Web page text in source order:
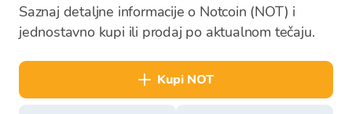
Saznaj detaljne informacije o Notcoin (NOT) i
jednostavno kupi ili prodaj po aktualnom tečaju.
kupi NOT